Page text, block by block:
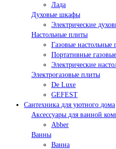
Лада
Духовые шкафы
Электрические
Настольные плиты
Газовые настольные
Портативные
Электрические
Электрогазовые плиты
De Luxe
GEFEST
Сантехника для уютного дома
Аксессуары для ванной
Abber
Ванны
Ванна